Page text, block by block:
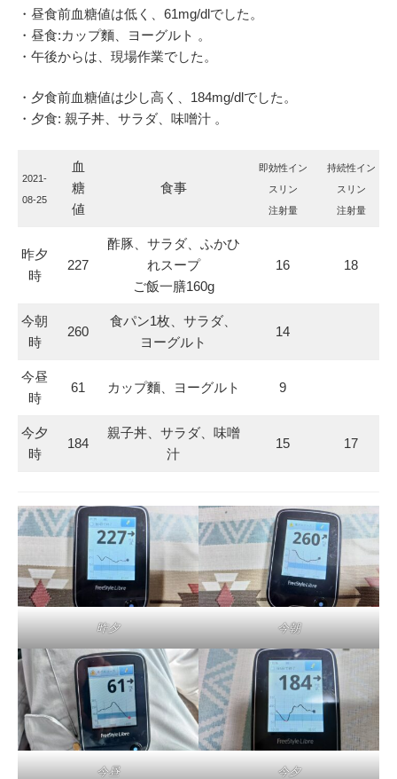
・昼食前血糖値は低く、61mg/dlでした。
・昼食:カップ麵、ヨーグルト 。
・午後からは、現場作業でした。
・夕食前血糖値は少し高く、184mg/dlでした。
・夕食: 親子丼、サラダ、味噌汁 。
2021-
08-25
血
糖
値
食事
即効性イン
スリン
注射量
持続性イン
スリン
注射量
昨夕
時
227
酢豚、サラダ、ふかひ
れスープ
ご飯一膳160g
16 18
今朝
時
260
食パン1枚、サラダ、
ヨーグルト
14
今昼
時
61 カップ麵、ヨーグルト 9
今夕
時
184
親子丼、サラダ、味噌
汁
15 17
昨夕 今朝
今昼 今夕